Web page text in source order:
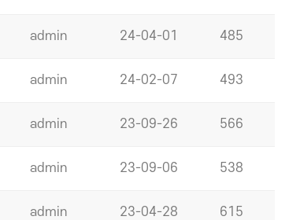
admin 24-04-01 485
admin 24-02-07 493
admin 23-09-26 566
admin 23-09-06 538
admin 23-04-28 615